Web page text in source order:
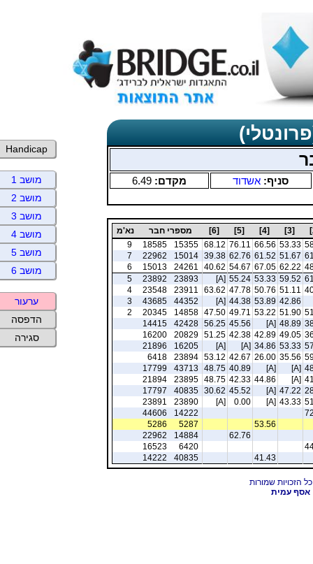
סניף: אשדוד מקדם:6.49
[3]
[4]
[5]
[6] מספרי חבר
נא'מ
53.33
66.56
76.11
68.12
15355
18585
9
51.67
61.52
62.76
39.38
15014
22962
7
62.22
67.05
54.67
40.62
24261
15013
6
59.52
53.33
55.24
[A]
23893
23892
5
51.11
50.76
47.78
63.62
23911
23548
4
42.86
53.89
44.38
[A]
44352
43685
3
51.90
53.22
49.71
47.50
14858
20345
2
48.89
[A]
45.56
56.25
42428
14415
49.05
42.89
42.38
51.25
20829
16200
53.33
34.86
[A]
[A]
16205
21896
35.56
26.00
42.67
53.12
23894
6418
[A]
[A]
40.89
48.75
43713
17799
[A]
44.86
42.33
48.75
23895
21894
47.22
[A]
45.52
30.62
40835
17797
43.33
[A]
0.00
[A]
23890
23891
14222
44606
53.56
5287
5286
62.76
14884
22962
6420
16523
41.43
40835
14222
אסף עמית
Handicap
מושב 1
מושב 2
מושב 3
מושב 4
מושב 5
מושב 6
ערעור
הדפסה
סגירה